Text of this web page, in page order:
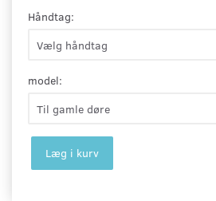
Håndtag:
model:
Læg i kurv